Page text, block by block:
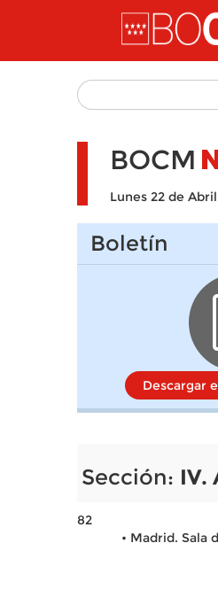
Pasar al contenido principal
BOCM
Lunes 22 de
Boletín
Descargar
Sección: IV.
82
• Madrid. Sala